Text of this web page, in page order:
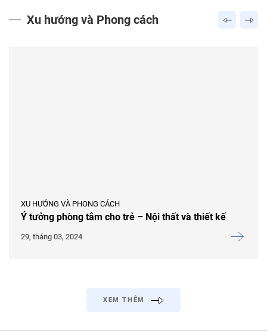
Xu hướng và Phong cách
XU HƯỚNG VÀ PHONG CÁCH
Ý tưởng phòng tắm cho trẻ – Nội thất và thiết kế
29, tháng 03, 2024
XEM THÊM